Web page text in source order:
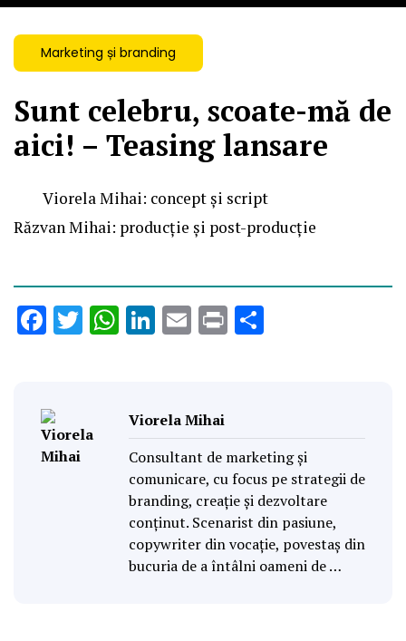
Marketing și branding
Sunt celebru, scoate-mă de
aici! – Teasing lansare
Viorela Mihai: concept și script
Răzvan Mihai: producție și post-producție
Facebook
Twitter
WhatsApp
LinkedIn
Email
Print
Viorela Mihai
Consultant de marketing și
comunicare, cu focus pe strategii de
branding, creație și dezvoltare
conținut. Scenarist din pasiune,
copywriter din vocație, povestaș din
bucuria de a întâlni oameni de …